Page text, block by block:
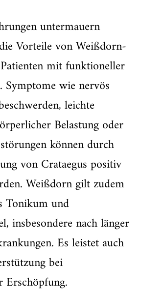
untermauern
Vorteile von Weißdorn-
mit funktioneller
Symptome wie nervös
leichte
Belastung oder
können durch
von Crataegus positiv
Weißdorn gilt zudem
Tonikum und
insbesondere nach länger
Es leistet auch
bei
Erschöpfung.